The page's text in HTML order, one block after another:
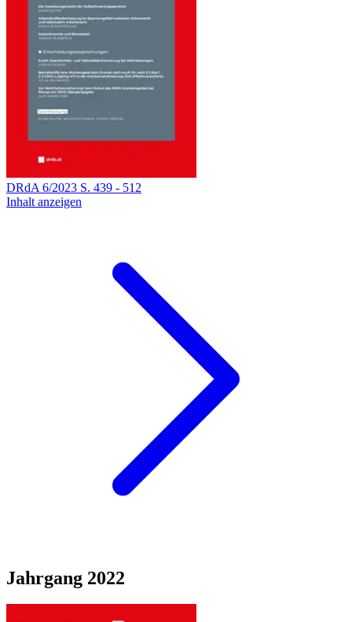
DRdA 6/2023 S. 439 - 512
Inhalt anzeigen
Jahrgang 2022